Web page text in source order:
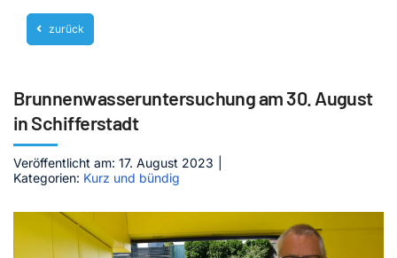
Blog
Unternehmen
Mediathek
Jetzt abonnieren
zurück
Brunnenwasseruntersuchung am 30. August
in Schifferstadt
Veröffentlicht am: 17. August 2023
Kategorien: Kurz und bündig